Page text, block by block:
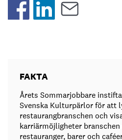
FAKTA
Årets Sommarjobbare
Svenska Kulturpärlor för att
restaurangbranschen och
karriärmöjligheter
restauranger, barer och